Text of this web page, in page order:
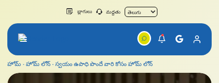
బ్లాగులు మద్దతు
హోమ్ హోమ్ లోన్ స్వయం ఉపాధి పొందే వారి కోసం హోమ్ లోన్
స్వయం-ఉపాధి పొందే వారి కోసం హోమ్ లోన్